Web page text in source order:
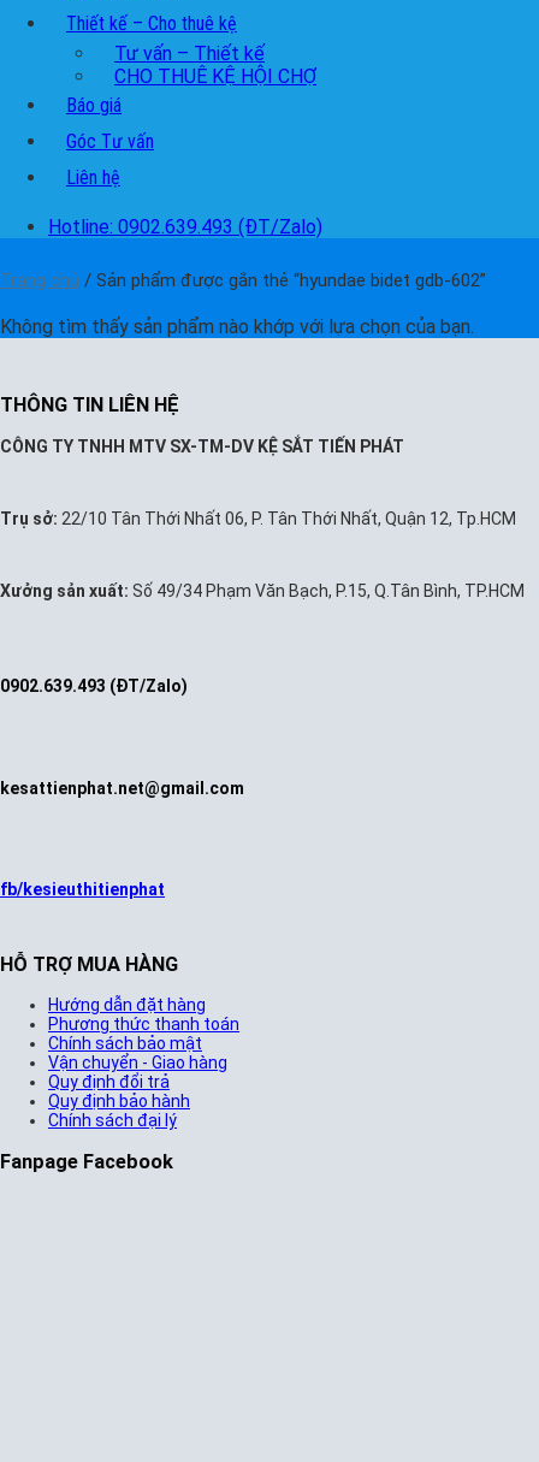
Thiết kế – Cho thuê kệ
Tư vấn – Thiết kế
CHO THUÊ KỆ HỘI CHỢ
Báo giá
Góc Tư vấn
Liên hệ
Hotline: 0902.639.493 (ĐT/Zalo)
Trang chủ / Sản phẩm được gắn thẻ “hyundae bidet gdb-602”
Không tìm thấy sản phẩm nào khớp với lựa chọn của bạn.
THÔNG TIN LIÊN HỆ
CÔNG TY TNHH MTV SX-TM-DV KỆ SẮT TIẾN PHÁT
Trụ sở: 22/10 Tân Thới Nhất 06, P. Tân Thới Nhất, Quận 12, Tp.HCM
Xưởng sản xuất: Số 49/34 Phạm Văn Bạch, P.15, Q.Tân Bình, TP.HCM
0902.639.493 (ĐT/Zalo)
kesattienphat.net@gmail.com
fb/kesieuthitienphat
HỖ TRỢ MUA HÀNG
Hướng dẫn đặt hàng
Phương thức thanh toán
Chính sách bảo mật
Vận chuyển - Giao hàng
Quy định đổi trả
Quy định bảo hành
Chính sách đại lý
Fanpage Facebook